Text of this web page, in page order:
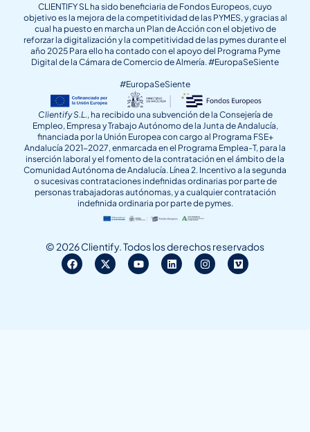
CLIENTIFY SL ha sido beneficiaria de Fondos Europeos, cuyo
objetivo es la mejora de la competitividad de las PYMES, y gracias al
cual ha puesto en marcha un Plan de Acción con el objetivo de
reforzar la digitalización y la competitividad de las pymes durante el
año 2025 Para ello ha contado con el apoyo del Programa Pyme
Digital de la Cámara de Comercio de Almería. #EuropaSeSiente
#EuropaSeSiente
Clientify S.L., ha recibido una subvención de la Consejería de
Empleo, Empresa y Trabajo Autónomo de la Junta de Andalucía,
financiada por la Unión Europea con cargo al Programa FSE+
Andalucía 2021-2027, enmarcada en el Programa Emplea-T, para la
inserción laboral y el fomento de la contratación en el ámbito de la
Comunidad Autónoma de Andalucía. Línea 2. Incentivo a la segunda
o sucesivas contrataciones indefinidas ordinarias por parte de
personas trabajadoras autónomas, y a cualquier contratación
indefinida ordinaria por parte de pymes.
© 2026 Clientify. Todos los derechos reservados